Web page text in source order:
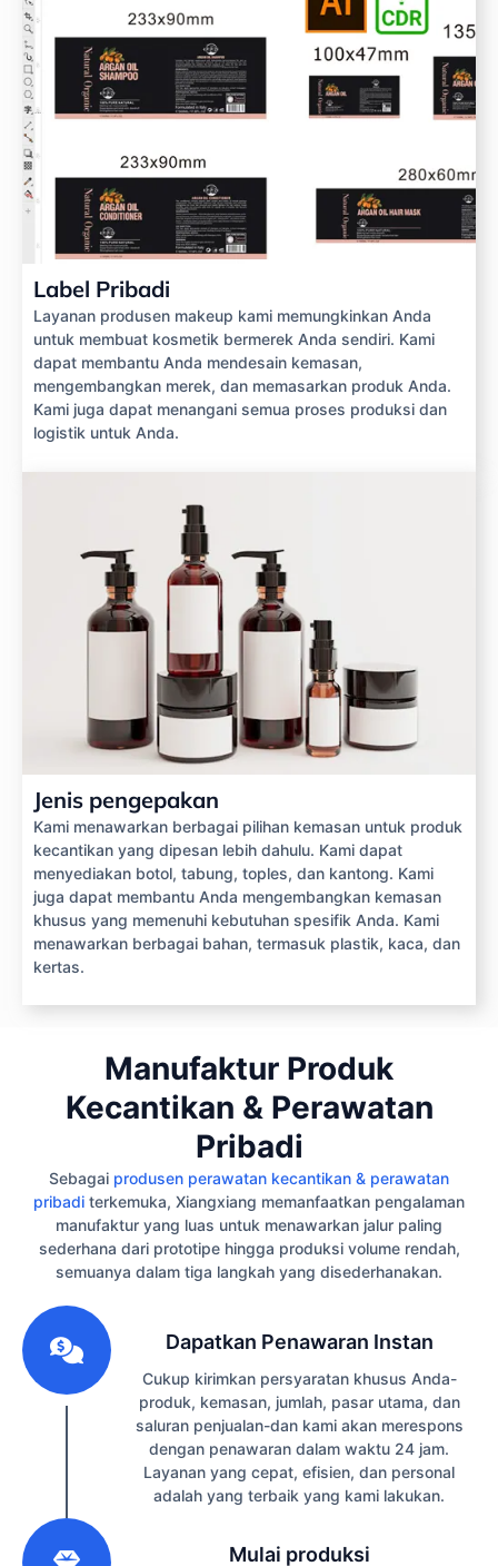
Label Pribadi
Layanan produsen makeup kami memungkinkan Anda
untuk membuat kosmetik bermerek Anda sendiri. Kami
dapat membantu Anda mendesain kemasan,
mengembangkan merek, dan memasarkan produk Anda.
Kami juga dapat menangani semua proses produksi dan
logistik untuk Anda.
Jenis pengepakan
Kami menawarkan berbagai pilihan kemasan untuk produk
kecantikan yang dipesan lebih dahulu. Kami dapat
menyediakan botol, tabung, toples, dan kantong. Kami
juga dapat membantu Anda mengembangkan kemasan
khusus yang memenuhi kebutuhan spesifik Anda. Kami
menawarkan berbagai bahan, termasuk plastik, kaca, dan
kertas.
Manufaktur Produk
Kecantikan & Perawatan
Pribadi
Sebagai produsen perawatan kecantikan & perawatan
pribadi terkemuka, Xiangxiang memanfaatkan pengalaman
manufaktur yang luas untuk menawarkan jalur paling
sederhana dari prototipe hingga produksi volume rendah,
semuanya dalam tiga langkah yang disederhanakan.
Dapatkan Penawaran Instan
Cukup kirimkan persyaratan khusus Anda-
produk, kemasan, jumlah, pasar utama, dan
saluran penjualan-dan kami akan merespons
dengan penawaran dalam waktu 24 jam.
Layanan yang cepat, efisien, dan personal
adalah yang terbaik yang kami lakukan.
Mulai produksi